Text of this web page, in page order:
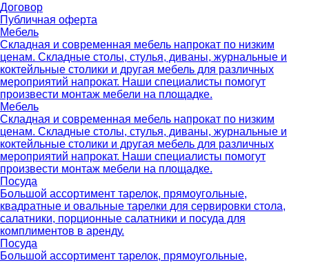
Договор
Публичная оферта
Мебель
Складная и современная мебель напрокат по низким
ценам. Складные столы, стулья, диваны, журнальные и
коктейльные столики и другая мебель для различных
мероприятий напрокат. Наши специалисты помогут
произвести монтаж мебели на площадке.
Мебель
Складная и современная мебель напрокат по низким
ценам. Складные столы, стулья, диваны, журнальные и
коктейльные столики и другая мебель для различных
мероприятий напрокат. Наши специалисты помогут
произвести монтаж мебели на площадке.
Посуда
Большой ассортимент тарелок, прямоугольные,
квадратные и овальные тарелки для сервировки стола,
салатники, порционные салатники и посуда для
комплиментов в аренду.
Посуда
Большой ассортимент тарелок, прямоугольные,